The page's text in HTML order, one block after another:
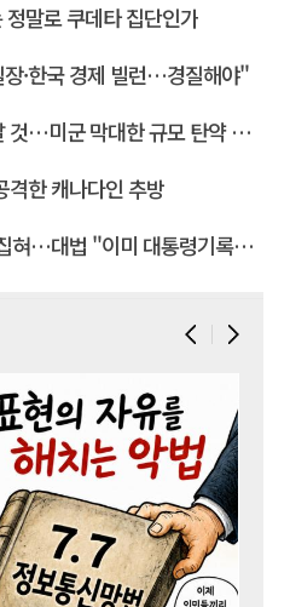
말로 쿠데타 집단인가
·한국 경제 빌런…경질해야"
미군 막대한 규모 탄약 보유"
격한 캐나다인 추방
대법 "이미 대통령기록관 이관"